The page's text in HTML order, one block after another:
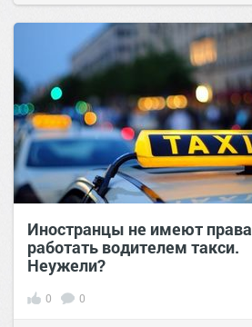
Иностранцы не имеют права
работать водителем такси.
Неужели?
0 0